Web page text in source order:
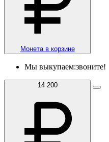
Монета в корзине
Мы выкупаем:звоните!
14 200